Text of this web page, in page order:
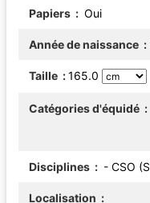
Papiers Oui
Année de naissance
Taille 165.0
Catégories d'équidé
Disciplines - CSO
Localisation